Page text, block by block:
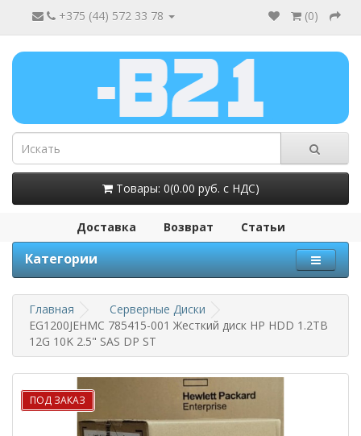
+375 (44) 572 33 78 (0)
Товары: 0(0.00 руб. с НДС)
Доставка Возврат Статьи
Категории
Главная
Серверные Диски
EG1200JEHMC 785415-001 Жесткий диск HP HDD 1.2TB
12G 10K 2.5" SAS DP ST
ПОД ЗАКАЗ